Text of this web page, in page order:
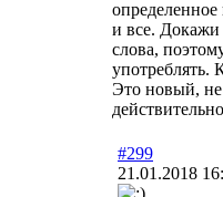
и все. Докажи
слова,
употреблять.
Это новый,
#299
21.01.2018